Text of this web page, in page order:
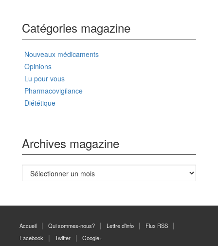
Catégories magazine
Nouveaux médicaments
Opinions
Lu pour vous
Pharmacovigilance
Diététique
Archives magazine
Archives
magazine
Accueil Qui sommes-nous? Lettre d’info
Flux RSS
Facebook
Twitter Google+